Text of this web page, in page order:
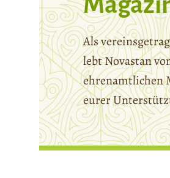
Als
lebt Novastan
ehrenamtlichen
eurer